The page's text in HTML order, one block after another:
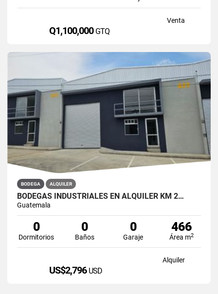
Venta
Q1,100,000 GTQ
BODEGA ALQUILER
BODEGAS INDUSTRIALES EN ALQUILER KM 2…
Guatemala
0
Dormitorios
0
Baños
0
Garaje
466
Área m2
Alquiler
US$2,796 USD